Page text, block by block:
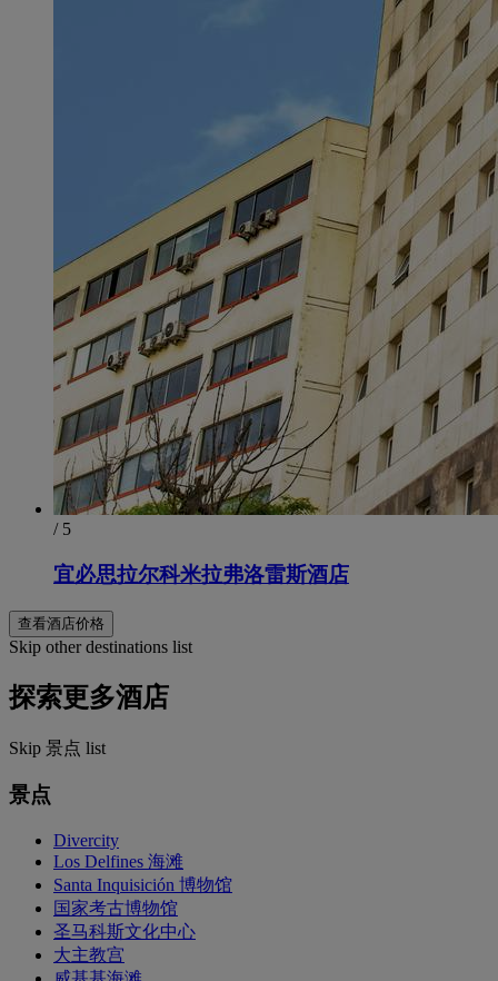
/ 5
宜必思拉尔科米拉弗洛雷斯酒店
查看酒店价格
Skip other destinations list
探索更多酒店
Skip 景点 list
景点
Divercity
Los Delfines 海滩
Santa Inquisición 博物馆
国家考古博物馆
圣马科斯文化中心
大主教宫